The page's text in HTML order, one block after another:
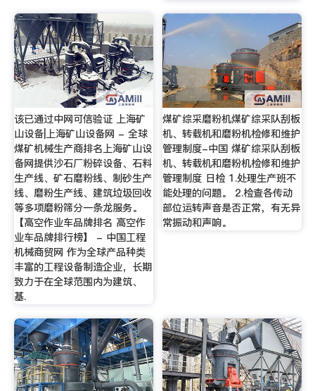
该已通过中网可信验证 上海矿
山设备|上海矿山设备网 - 全球
煤矿机械生产商排名上海矿山设
备网提供沙石厂粉碎设备、石料
生产线、矿石磨粉线、制砂生产
线、磨粉生产线、建筑垃圾回收
等多项磨粉筛分一条龙服务。
【高空作业车品牌排名 高空作
业车品牌排行榜】 - 中国工程
机械商贸网 作为全球产品种类
丰富的工程设备制造企业，长期
致力于在全球范围内为建筑、
基.
煤矿综采磨粉机煤矿综采队刮板
机、转载机和磨粉机检修和维护
管理制度-中国 煤矿综采队刮板
机、转载机和磨粉机检修和维护
管理制度 日检 1.处理生产班不
能处理的问题。 2.检查各传动
部位运转声音是否正常，有无异
常振动和声响。